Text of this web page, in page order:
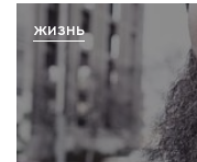
ЖИЗНЬ